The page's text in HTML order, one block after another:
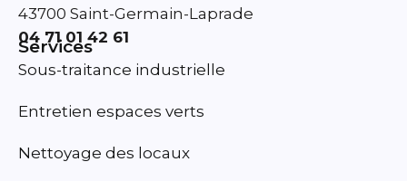
43700 Saint-Germain-Laprade
04 71 01 42 61
Services
Sous-traitance industrielle
Entretien espaces verts
Nettoyage des locaux